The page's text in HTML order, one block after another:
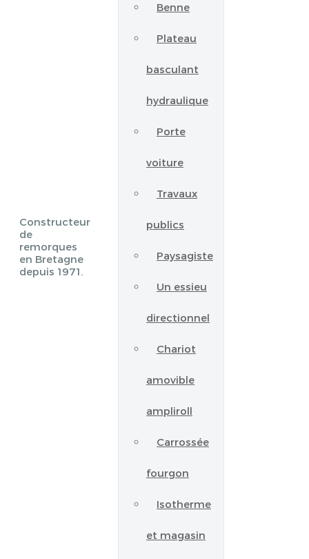
Constructeur
de
remorques
en Bretagne
depuis 1971.
Benne
Plateau
basculant
hydraulique
Porte
voiture
Travaux
publics
Paysagiste
Un essieu
directionnel
Chariot
amovible
ampliroll
Carrossée
fourgon
Isotherme
et magasin